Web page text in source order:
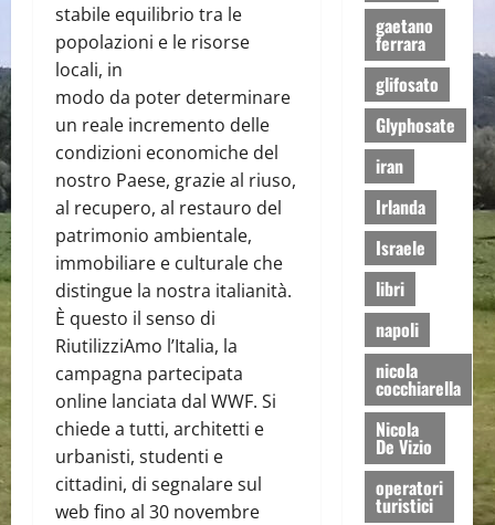
stabile equilibrio tra le
popolazioni e le risorse
locali, in
modo da poter determinare
un reale incremento delle
condizioni economiche del
nostro Paese, grazie al riuso,
al recupero, al restauro del
patrimonio ambientale,
immobiliare e culturale che
distingue la nostra italianità.
È questo il senso di
RiutilizziAmo l’Italia, la
campagna partecipata
online lanciata dal WWF. Si
chiede a tutti, architetti e
urbanisti, studenti e
cittadini, di segnalare sul
web fino al 30 novembre
gaetano
ferrara
glifosato
Glyphosate
iran
Irlanda
Israele
libri
napoli
nicola
cocchiarella
Nicola
De Vizio
operatori
turistici